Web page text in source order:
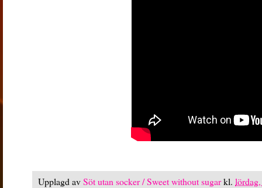
Upplagd avSöt utan socker / Sweet without sugarkl.